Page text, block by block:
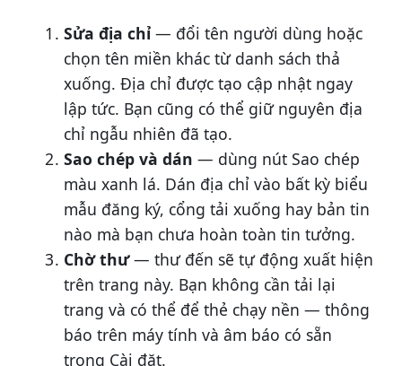
Sửa địa chỉ— đổi tên người dùng hoặc
chọn tên miền khác từ danh sách thả
xuống. Địa chỉ được tạo cập nhật ngay
lập tức. Bạn cũng có thể giữ nguyên địa
chỉ ngẫu nhiên đã tạo.
Sao chép và dán — dùng nút Sao chép
màu xanh lá. Dán địa chỉ vào bất kỳ biểu
mẫu đăng ký, cổng tải xuống hay bản tin
nào mà bạn chưa hoàn toàn tin tưởng.
Chờ thư— thư đến sẽ tự động xuất hiện
trên trang này. Bạn không cần tải lại
trang và có thể để thẻ chạy nền — thông
báo trên máy tính và âm báo có sẵn
trong Cài đặt.